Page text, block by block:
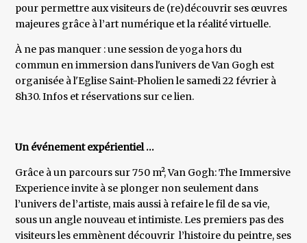
pour permettre aux visiteurs de (re)découvrir ses œuvres
majeures grâce à l’art numérique et la réalité virtuelle.
À ne pas manquer : une session de yoga hors du
commun en immersion dans l'univers de Van Gogh est
organisée à l'Eglise Saint-Pholien le samedi 22 février à
8h30. Infos et réservations sur ce lien.
Un événement expérientiel …
Grâce à un parcours sur 750 m², Van Gogh: The Immersive
Experience invite à se plonger non seulement dans
l’univers de l’artiste, mais aussi à refaire le fil de sa vie,
sous un angle nouveau et intimiste. Les premiers pas des
visiteurs les emmènent découvrir l’histoire du peintre, ses